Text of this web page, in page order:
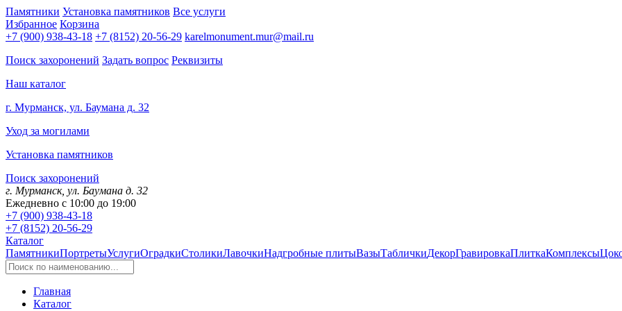
Памятники Установка памятников Все услуги
Избранное Корзина
+7 (900) 938-43-18 +7 (8152) 20-56-29 karelmonument.mur@mail.ru
Поиск захоронений Задать вопрос Реквизиты
Наш каталог
г. Мурманск, ул. Баумана д. 32
Уход за могилами
Установка памятников
Поиск захоронений
г. Мурманск, ул. Баумана д. 32
Ежедневно с 10:00 до 19:00
+7 (900) 938-43-18
+7 (8152) 20-56-29
Каталог
ПамятникиПортретыУслугиОградкиСтоликиЛавочкиНадгробные плитыВазыТабличкиДекорГравировкаПлиткаКомплексы
Главная
Каталог